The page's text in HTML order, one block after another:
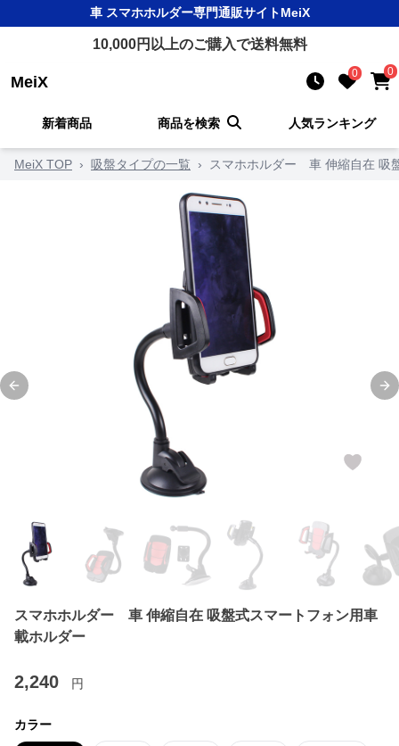
車 スマホホルダー専門通販サイトMeiX
10,000円以上のご購入で送料無料
MeiX 0 0
新着商品 商品を検索 人気ランキング
MeiX TOP › 吸盤タイプの一覧 › スマホホルダー 車 伸縮自在 吸
Previous slide
スマホホルダー 車 伸縮自在 吸盤式スマートフォン用車
載ホルダー
2,240 円
カラー